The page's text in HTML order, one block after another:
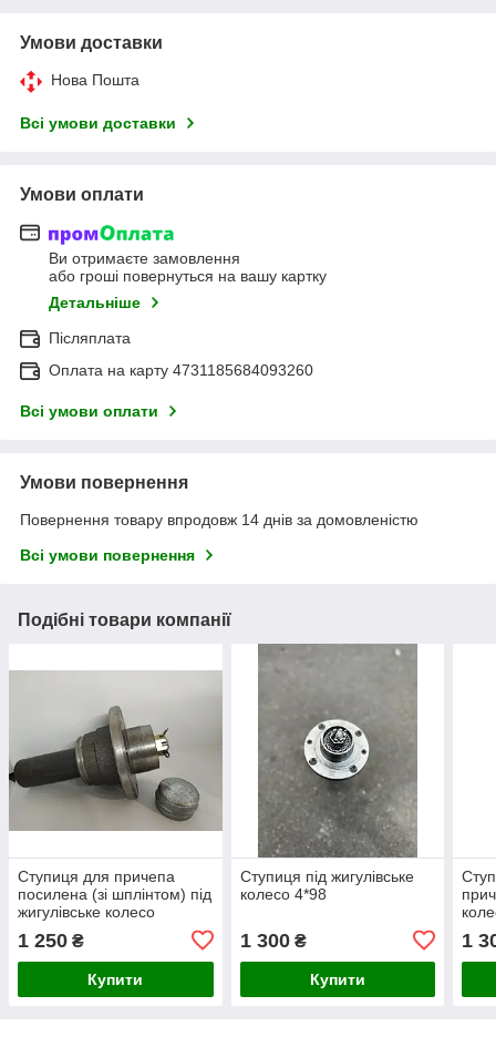
Умови доставки
Нова Пошта
Всі умови доставки
Умови оплати
Ви отримаєте замовлення
або гроші повернуться на вашу картку
Детальніше
Післяплата
Оплата на карту 4731185684093260
Всі умови оплати
Умови повернення
Повернення товару впродовж 14 днів за домовленістю
Всі умови повернення
Подібні товари компанії
Ступиця для причепа
посилена (зі шплінтом) під
жигулівське колесо
1 250 ₴
Купити
Ступиця під жигулівське
колесо 4*98
1 300₴
Купити
1